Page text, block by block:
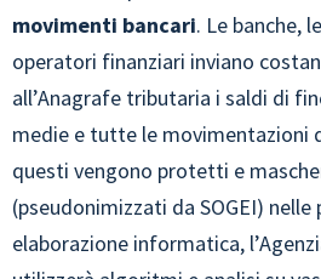
movimenti bancari. Le banche,
operatori finanziari inviano
all’Anagrafe tributaria i saldi di
medie e tutte le movimentazioni
questi vengono protetti e
(pseudonimizzati da SOGEI)
elaborazione informatica,